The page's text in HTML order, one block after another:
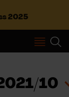
2025
10